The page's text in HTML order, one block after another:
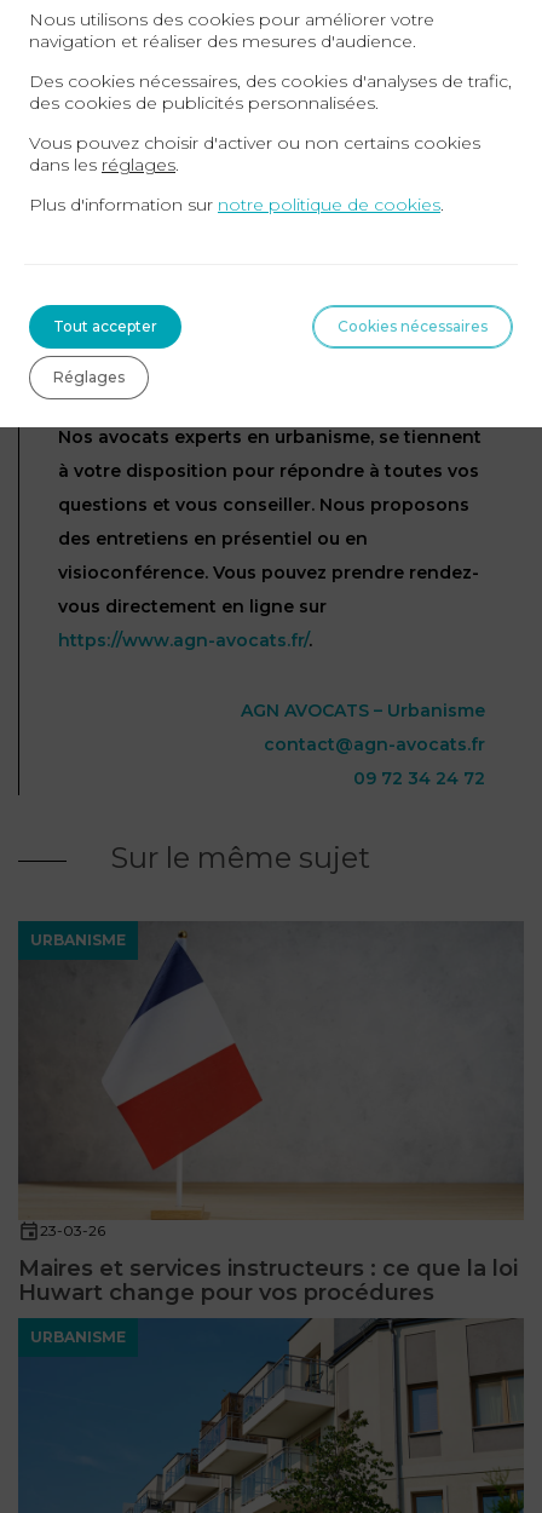
risque de vous retrouver prescrit.
Analysez les moyens disponibles :
tous les arguments ne se valent pas sous
devenus moins efficaces.
compté. Contactez notre cabinet sans attendre
pour une analyse de vos recours possibles.
Nos avocats experts en urbanisme, se tiennent
à votre disposition pour répondre à toutes vos
questions et vous conseiller. Nous proposons
des entretiens en présentiel ou en
visioconférence. Vous pouvez prendre rendez-
vous directement en ligne sur
https://www.agn-avocats.fr/.
AGN AVOCATS – Urbanisme
contact@agn-avocats.fr
09 72 34 24 72
Sur le même sujet
URBANISME
23-03-26
Maires et services instructeurs : ce que la loi
Huwart change pour vos procédures
URBANISME
Nous utilisons des cookies pour améliorer votre
navigation et réaliser des mesures d'audience.
Des cookies nécessaires, des cookies d'analyses de trafic,
des cookies de publicités personnalisées.
Vous pouvez choisir d'activer ou non certains cookies
dans les réglages
Plus d'information sur notre politique de cookies
Tout accepter Cookies nécessaires
Réglages